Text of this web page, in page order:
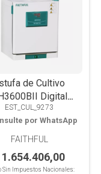
de Cultivo
Digital
35x35x35, 45L
EST_CUL_9273
por WhatsApp
FAITHFUL
1.654.406,00
Sin Impuestos Nacionales: